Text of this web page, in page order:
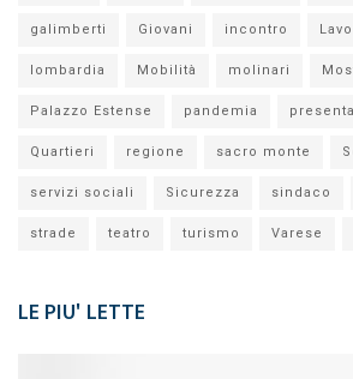
galimberti Giovani incontro
lombardia Mobilità molinari
Palazzo Estense pandemia
Quartieri regione sacro monte
servizi sociali Sicurezza sindaco
strade teatro turismo Varese
LE PIU' LETTE